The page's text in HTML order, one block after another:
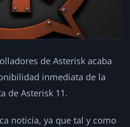
de Asterisk acaba
inmediata de la
de Asterisk 11.
noticia, ya que tal y como